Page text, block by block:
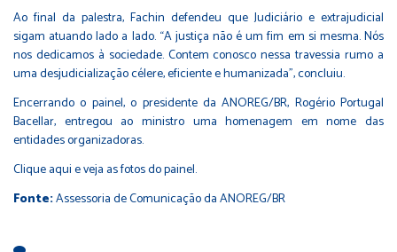
Ao final da palestra, Fachin defendeu que Judiciário e extrajudicial
sigam atuando lado a lado. “A justiça não é um fim em si mesma. Nós
nos dedicamos à sociedade. Contem conosco nessa travessia rumo a
uma desjudicialização célere, eficiente e humanizada”, concluiu.
Encerrando o painel, o presidente da ANOREG/BR, Rogério Portugal
Bacellar, entregou ao ministro uma homenagem em nome das
entidades organizadoras.
Clique aqui e veja as fotos do painel.
Fonte:Assessoria de Comunicação da ANOREG/BR